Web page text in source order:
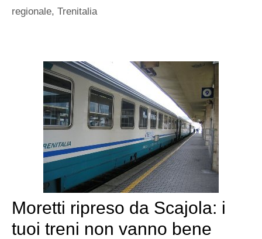
regionale, Trenitalia
Moretti ripreso da Scajola: i
tuoi treni non vanno bene